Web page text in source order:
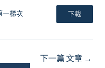
一梯次 下載
下一篇 文章 →